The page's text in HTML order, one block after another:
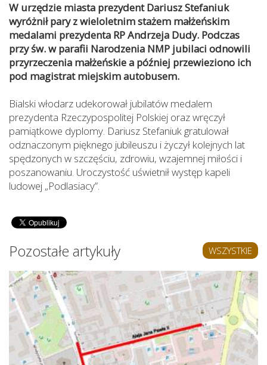
W urzędzie miasta prezydent Dariusz Stefaniuk
wyróżnił pary z wieloletnim stażem małżeńskim
medalami prezydenta RP Andrzeja Dudy. Podczas
przy św. w parafii Narodzenia NMP jubilaci odnowili
przyrzeczenia małżeńskie a później przewieziono ich
pod magistrat miejskim autobusem.
Bialski włodarz udekorował jubilatów medalem
prezydenta Rzeczypospolitej Polskiej oraz wręczył
pamiątkowe dyplomy. Dariusz Stefaniuk gratulował
odznaczonym pięknego jubileuszu i życzył kolejnych lat
spędzonych w szczęściu, zdrowiu, wzajemnej miłości i
poszanowaniu. Uroczystość uświetnił występ kapeli
ludowej „Podlasiacy”.
Pozostałe artykuły WSZYSTKIE